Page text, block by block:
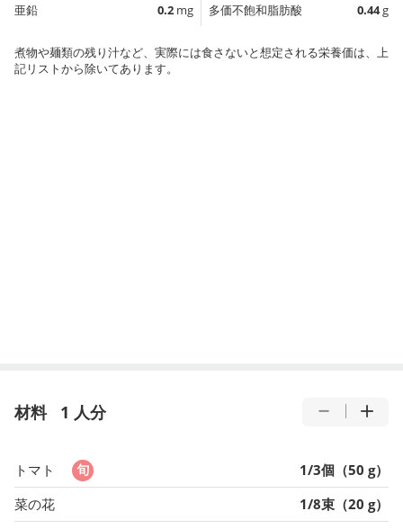
亜鉛
0.2 mg
多価不飽和脂肪酸
0.44g
煮物や麺類の残り汁など、実際には食さないと想定される栄養価は、上
記リストから除いてあります。
材料 1 人分
トマト
1/3個（50 g）
菜の花
1/8束（20 g）